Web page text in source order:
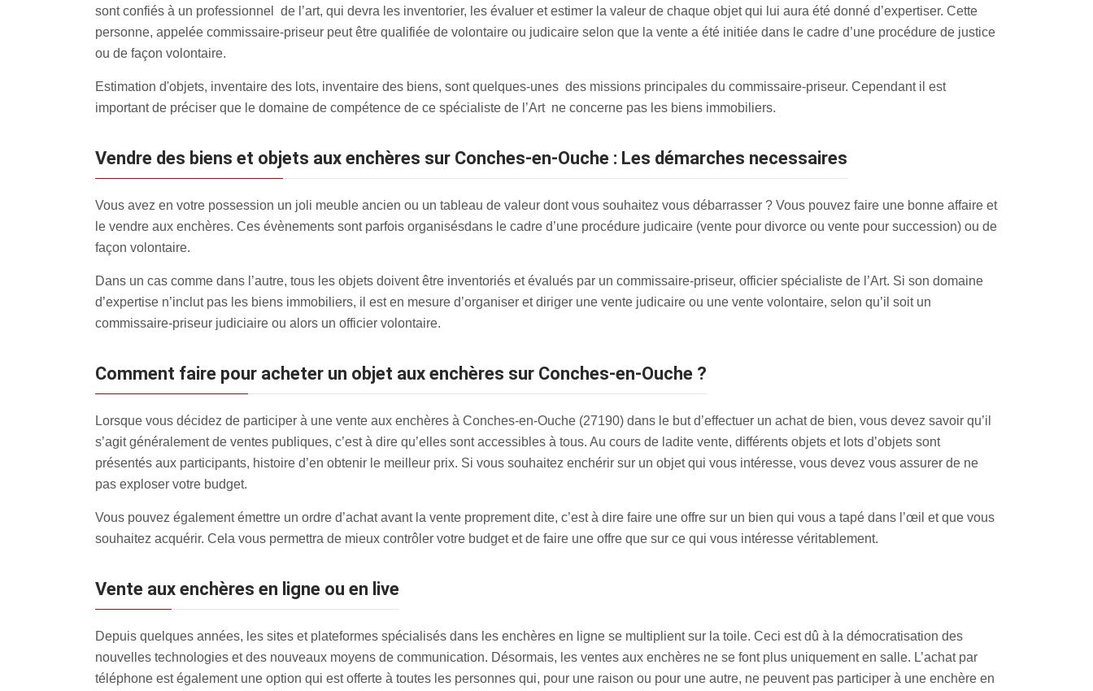
sont confiés à un professionnel de l’art, qui devra les inventorier, les évaluer et estimer la valeur de chaque objet qui lui aura été donné d’expertiser. Cette
personne, appelée commissaire-priseur peut être qualifiée de volontaire ou judicaire selon que la vente a été initiée dans le cadre d’une procédure de justice
ou de façon volontaire.
Estimation d'objets, inventaire des lots, inventaire des biens, sont quelques-unes des missions principales du commissaire-priseur. Cependant il est
important de préciser que le domaine de compétence de ce spécialiste de l’Art ne concerne pas les biens immobiliers.
Vendre des biens et objets aux enchères sur Conches-en-Ouche : Les démarches necessaires
Vous avez en votre possession un joli meuble ancien ou un tableau de valeur dont vous souhaitez vous débarrasser ? Vous pouvez faire une bonne affaire et
le vendre aux enchères. Ces évènements sont parfois organisésdans le cadre d’une procédure judicaire (vente pour divorce ou vente pour succession) ou de
façon volontaire.
Dans un cas comme dans l’autre, tous les objets doivent être inventoriés et évalués par un commissaire-priseur, officier spécialiste de l’Art. Si son domaine
d’expertise n’inclut pas les biens immobiliers, il est en mesure d’organiser et diriger une vente judicaire ou une vente volontaire, selon qu’il soit un
commissaire-priseur judiciaire ou alors un officier volontaire.
Comment faire pour acheter un objet aux enchères sur Conches-en-Ouche ?
Lorsque vous décidez de participer à une vente aux enchères à Conches-en-Ouche (27190) dans le but d’effectuer un achat de bien, vous devez savoir qu’il
s’agit généralement de ventes publiques, c’est à dire qu’elles sont accessibles à tous. Au cours de ladite vente, différents objets et lots d’objets sont
présentés aux participants, histoire d’en obtenir le meilleur prix. Si vous souhaitez enchérir sur un objet qui vous intéresse, vous devez vous assurer de ne
pas exploser votre budget.
Vous pouvez également émettre un ordre d’achat avant la vente proprement dite, c’est à dire faire une offre sur un bien qui vous a tapé dans l’œil et que vous
souhaitez acquérir. Cela vous permettra de mieux contrôler votre budget et de faire une offre que sur ce qui vous intéresse véritablement.
Vente aux enchères en ligne ou en live
Depuis quelques années, les sites et plateformes spécialisés dans les enchères en ligne se multiplient sur la toile. Ceci est dû à la démocratisation des
nouvelles technologies et des nouveaux moyens de communication. Désormais, les ventes aux enchères ne se font plus uniquement en salle. L’achat par
téléphone est également une option qui est offerte à toutes les personnes qui, pour une raison ou pour une autre, ne peuvent pas participer à une enchère en